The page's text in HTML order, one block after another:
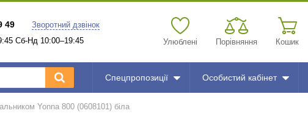
49
Зворотний дзвінок
Сб-Нд 10:00–19:45
Улюблені Порівняння Кошик
Спецпропозиції Особистий кабінет
Yonna 800 (0608101) біла